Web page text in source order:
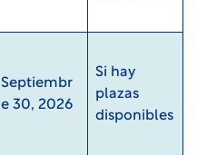
Septiembr
e 30, 2026
Si hay
plazas
disponibles